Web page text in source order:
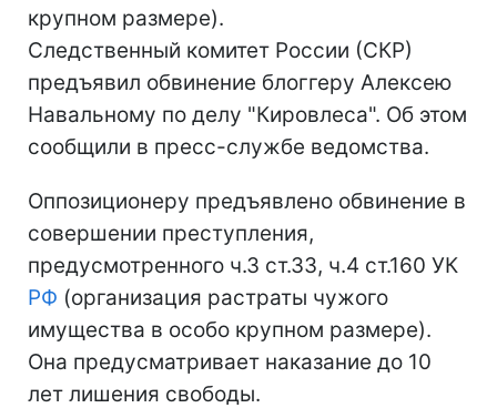
крупном размере).
Следственный комитет России (СКР)
предъявил обвинение блоггеру Алексею
Навальному по делу "Кировлеса". Об этом
сообщили в пресс-службе ведомства.
Оппозиционеру предъявлено обвинение в
совершении преступления,
предусмотренного ч.3 ст.33, ч.4 ст.160 УК
РФ (организация растраты чужого
имущества в особо крупном размере).
Она предусматривает наказание до 10
лет лишения свободы.